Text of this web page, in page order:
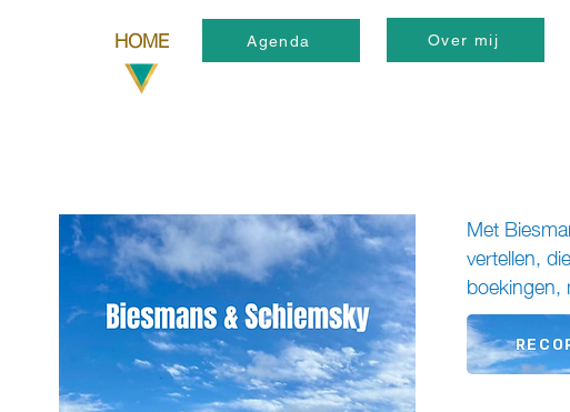
HOME Agenda Over mij
Met
vertellen,
boekingen,